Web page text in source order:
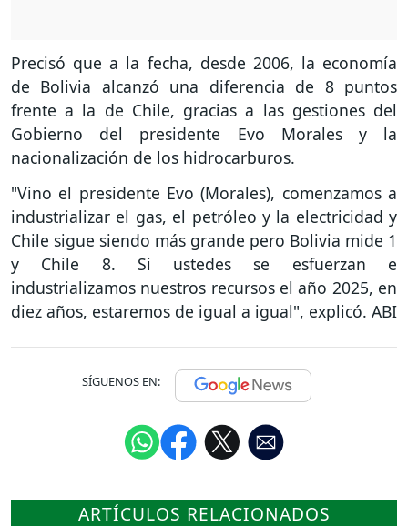
Precisó que a la fecha, desde 2006, la economía
de Bolivia alcanzó una diferencia de 8 puntos
frente a la de Chile, gracias a las gestiones del
Gobierno del presidente Evo Morales y la
nacionalización de los hidrocarburos.
"Vino el presidente Evo (Morales), comenzamos a
industrializar el gas, el petróleo y la electricidad y
Chile sigue siendo más grande pero Bolivia mide 1
y Chile 8. Si ustedes se esfuerzan e
industrializamos nuestros recursos el año 2025, en
diez años, estaremos de igual a igual", explicó. ABI
SÍGUENOS EN:
ARTÍCULOS RELACIONADOS